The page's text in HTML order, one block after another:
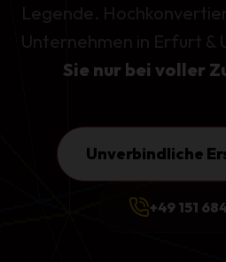
Legende.
Unternehmen in Erfurt &
Sie nur bei voller
Unverbindliche
+49 151